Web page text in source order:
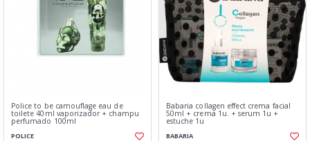
Police to be camouflage eau de
toilete 40ml vaporizador + champu
perfumado 100ml
POLICE
Babaria collagen effect crema facial
50ml + crema 1u. + serum 1u +
estuche 1u
BABARIA